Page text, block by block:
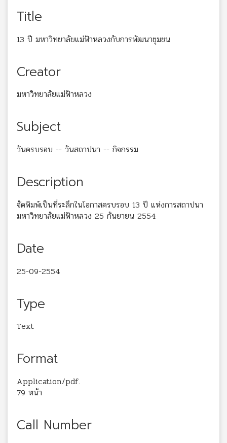
Title
13 ปี มหาวิทยาลัยแม่ฟ้าหลวงกับการพัฒนาชุมชน
Creator
มหาวิทยาลัยแม่ฟ้าหลวง
Subject
วันครบรอบ -- วันสถาปนา -- กิจกรรม
Description
จัดพิมพ์เป็นที่ระลึกในโอกาสครบรอบ 13 ปี แห่งการสถาปนา
มหาวิทยาลัยแม่ฟ้าหลวง 25 กันยายน 2554
Date
25-09-2554
Type
Text
Format
Application/pdf.
79 หน้า
Call Number